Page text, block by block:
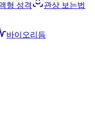
형 성격
관상 보는법
바이오리듬